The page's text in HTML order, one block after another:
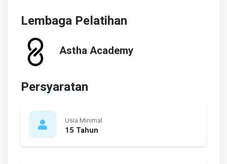
Lembaga Pelatihan
Astha Academy
Persyaratan
Usia Minimal
15 Tahun